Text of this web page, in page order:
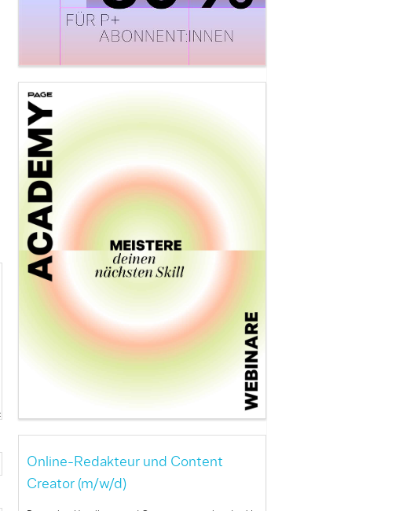
Online-Redakteur und Content
Creator (m/w/d)